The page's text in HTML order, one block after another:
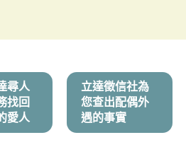
尋人
找回
愛人
立達徵信社為
您查出配偶外
遇的事實